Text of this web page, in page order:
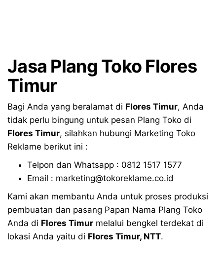
Jasa Plang Toko Flores
Timur
Bagi Anda yang beralamat di Flores Timur, Anda
tidak perlu bingung untuk pesan Plang Toko di
Flores Timur, silahkan hubungi Marketing Toko
Reklame berikut ini :
Telpon dan Whatsapp : 0812 1517 1577
Email : marketing@tokoreklame.co.id
Kami akan membantu Anda untuk proses produksi
pembuatan dan pasang Papan Nama Plang Toko
Anda di Flores Timur melalui bengkel terdekat di
lokasi Anda yaitu di Flores Timur, NTT.